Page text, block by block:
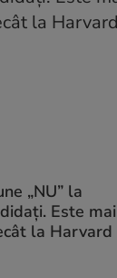
„NU” la
Este mai
la Harvard